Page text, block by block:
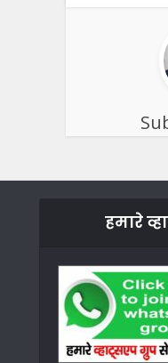
हमारे